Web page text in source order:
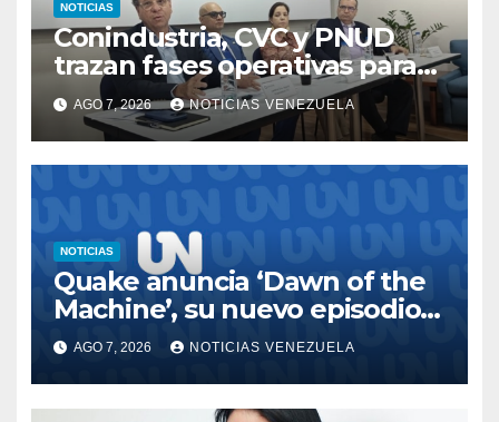
NOTICIAS
Conindustria, CVC y PNUD
trazan fases operativas para
reconstruir a Venezuela
AGO 7, 2026 NOTICIAS VENEZUELA
NOTICIAS
Quake anuncia ‘Dawn of the
Machine’, su nuevo episodio
del 30 aniversario
AGO 7, 2026 NOTICIAS VENEZUELA